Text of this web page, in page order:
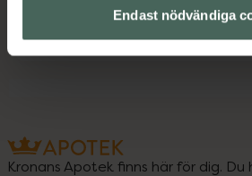
Endast nödvändiga
Instruktioner
Kronans Apotek finns här för dig. Du